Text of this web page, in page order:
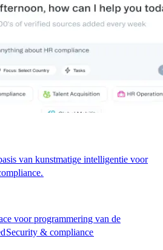
van kunstmatige intelligentie voor
voor programmering van de
Security & compliance​​